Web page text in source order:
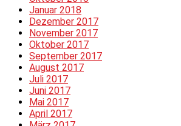
Januar 2018
Dezember 2017
November 2017
Oktober 2017
September 2017
August 2017
Juli 2017
Juni 2017
Mai 2017
April 2017